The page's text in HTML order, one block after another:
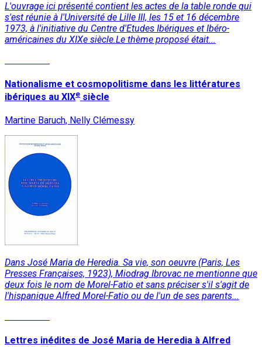
L'ouvrage ici présenté contient les actes de la table ronde qui
s'est réunie à l'Université de Lille III, les 15 et 16 décembre
1973, à l'initiative du Centre d'Etudes Ibériques et Ibéro-
américaines du XIXe siècle.Le thème proposé était...
Nationalisme et cosmopolitisme dans les littératures
ibériques au XIXe siècle
Martine Baruch, Nelly Clémessy
Dans José Maria de Heredia. Sa vie, son oeuvre (Paris, Les
Presses Françaises, 1923), Miodrag Ibrovac ne mentionne que
deux fois le nom de Morel-Fatio et sans préciser s'il s'agit de
l'hispanique Alfred Morel-Fatio ou de l'un de ses parents...
Lettres inédites de José Maria de Heredia à Alfred